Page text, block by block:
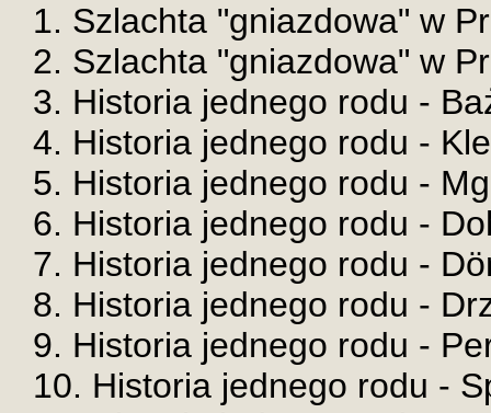
1. Szlachta "gniazdowa" w
2. Szlachta "gniazdowa" w
3. Historia jednego rodu -
4. Historia jednego rodu -
5. Historia jednego rodu -
6. Historia jednego rodu -
7. Historia jednego rodu -
8. Historia jednego rodu -
9. Historia jednego rodu -
10. Historia jednego rodu -